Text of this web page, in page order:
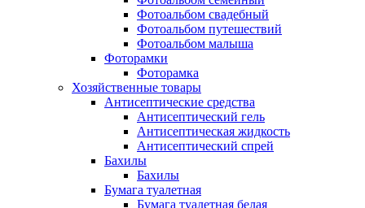
Фотоальбом свадебный
Фотоальбом путешествий
Фотоальбом малыша
Фоторамки
Фоторамка
Хозяйственные товары
Антисептические средства
Антисептический гель
Антисептическая жидкость
Антисептический спрей
Бахилы
Бахилы
Бумага туалетная
Бумага туалетная белая